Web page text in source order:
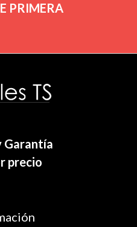
PRIMERA
Garantía
precio